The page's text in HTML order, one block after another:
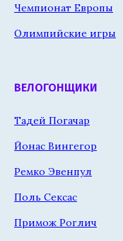
Чемпионат Европы
Олимпийские игры
ВЕЛОГОНЩИКИ
Тадей Погачар
Йонас Вингегор
Ремко Эвенпул
Поль Сексас
Примож Роглич